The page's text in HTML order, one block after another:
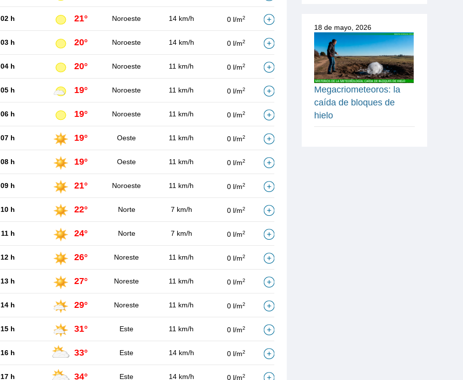
02 h 21° Noroeste 14 km/h 0 l/m2
03 h 20° Noroeste 14 km/h 0 l/m2
04 h 20° Noroeste 11 km/h 0 l/m2
05 h 19° Noroeste 11 km/h 0 l/m2
06 h 19° Noroeste 11 km/h 0 l/m2
07 h 19° Oeste 11 km/h 0 l/m2
08 h 19° Oeste 11 km/h 0 l/m2
09 h 21° Noroeste 11 km/h 0 l/m2
10 h 22° Norte 7 km/h 0 l/m2
11 h 24° Norte 7 km/h 0 l/m2
12 h 26° Noreste 11 km/h 0 l/m2
13 h 27° Noreste 11 km/h 0 l/m2
14 h 29° Noreste 11 km/h 0 l/m2
15 h 31° Este 11 km/h 0 l/m2
16 h 33° Este 14 km/h 0 l/m2
17 h 34° Este 14 km/h 0 l/m2
18 de mayo, 2026
Megacriometeoros: la
caída de bloques de
hielo